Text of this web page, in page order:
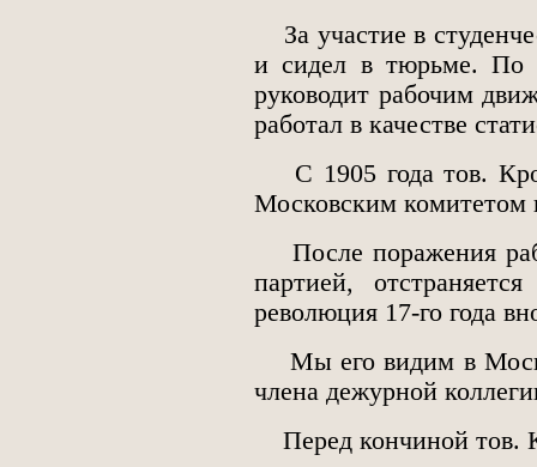
За участие в
и сидел в тюрьме. По
руководит рабочим
работал в качестве
С 1905 года тов.
Московским комитетом
После поражения
партией,
революция 17-го года
Мы его видим в
члена дежурной
Перед кончиной тов.